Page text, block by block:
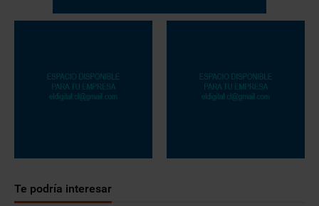
Te podría interesar